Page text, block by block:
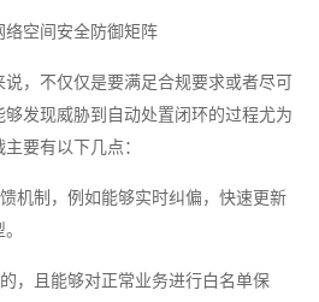
络空间安全防御矩阵
，不仅仅是要满足合规要求或者尽可
发现威胁到自动处置闭环的过程尤为
要有以下几点：
机制，例如能够实时纠偏，快速更新
，且能够对正常业务进行白名单保